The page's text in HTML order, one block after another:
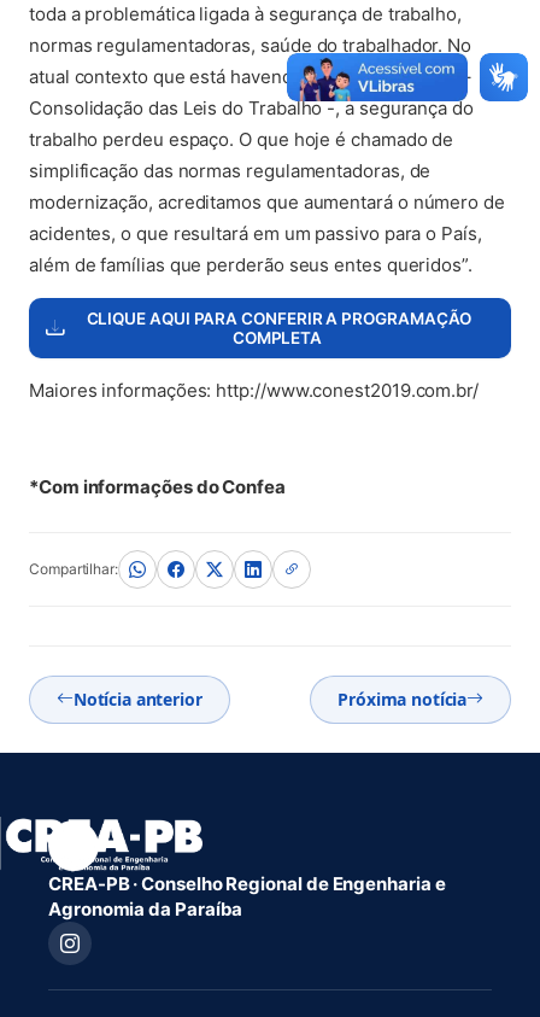
toda a problemática ligada à segurança de trabalho,
normas regulamentadoras, saúde do trabalhador. No
atual contexto que está havendo mudanças na CLT –
Consolidação das Leis do Trabalho -, a segurança do
trabalho perdeu espaço. O que hoje é chamado de
simplificação das normas regulamentadoras, de
modernização, acreditamos que aumentará o número de
acidentes, o que resultará em um passivo para o País,
além de famílias que perderão seus entes queridos”.
CLIQUE AQUI PARA CONFERIR A PROGRAMAÇÃO
COMPLETA
Maiores informações: http://www.conest2019.com.br/
*Com informações do Confea
Compartilhar:
Notícia anterior Próxima notícia
CREA-PB · Conselho Regional de Engenharia e
Agronomia da Paraíba